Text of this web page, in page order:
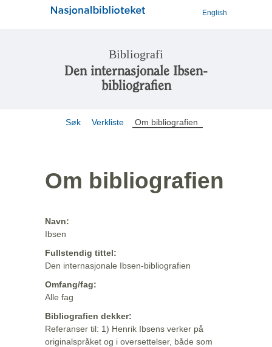
English
Bibliografi
Den internasjonale Ibsen-
bibliografien
Søk Verkliste Om bibliografien
Om bibliografien
Navn:
Ibsen
Fullstendig tittel:
Den internasjonale Ibsen-bibliografien
Omfang/fag:
Alle fag
Bibliografien dekker:
Referanser til: 1) Henrik Ibsens verker på
originalspråket og i oversettelser, både som